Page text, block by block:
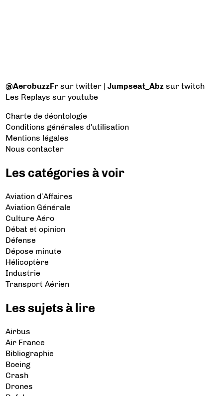
@AerobuzzFr sur twitter |Jumpseat_Abz sur twitch
Les Replays sur youtube
Charte de déontologie
Conditions générales d'utilisation
Mentions légales
Nous contacter
Les catégories à voir
Aviation d’Affaires
Aviation Générale
Culture Aéro
Débat et opinion
Défense
Dépose minute
Hélicoptère
Industrie
Transport Aérien
Les sujets à lire
Airbus
Air France
Bibliographie
Boeing
Crash
Drones